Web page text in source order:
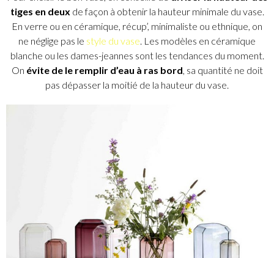
tiges en deux de façon à obtenir la hauteur minimale du vase.
En verre ou en céramique, récup’, minimaliste ou ethnique, on
ne néglige pas le style du vase . Les modèles en céramique
blanche ou les dames-jeannes sont les tendances du moment.
On évite de le remplir d’eau à ras bord , sa quantité ne doit
pas dépasser la moitié de la hauteur du vase.